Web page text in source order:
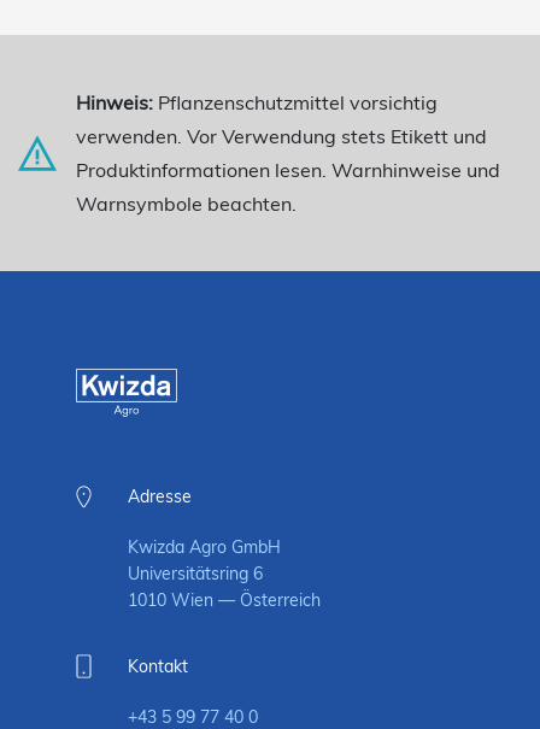
Hinweis: Pflanzenschutzmittel vorsichtig
verwenden. Vor Verwendung stets Etikett und
Produktinformationen lesen. Warnhinweise und
Warnsymbole beachten.
Adresse
Kwizda Agro GmbH
Universitätsring 6
1010 Wien — Österreich
Kontakt
+43 5 99 77 40 0